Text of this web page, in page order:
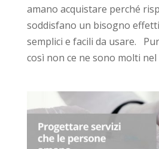
amano acquistare perché
soddisfano un bisogno
semplici e facili da usare.
così non ce ne sono molti nel